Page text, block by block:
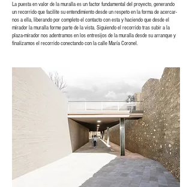
La puesta en valor de la muralla es un factor fundamental del proyecto, generando
un recorrido que facilite su entendimiento desde un respeto en la forma de acercar-
nos a ella, liberando por completo el contacto con esta y haciendo que desde el
mirador la muralla forme parte de la vista. Siguiendo el recorrido tras subir a la
plaza-mirador nos adentramos en los entresijos de la muralla desde su arranque y
finalizamos el recorrido conectando con la calle María Coronel.